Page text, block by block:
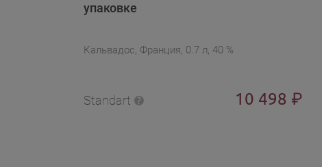
упаковке
Кальвадос, Франция, 0.7 л, 40 %
Standart 10 498 ₽